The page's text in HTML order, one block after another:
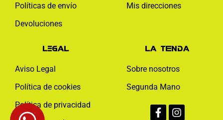
Políticas de envío
Devoluciones
Mis direcciones
Legal
Aviso Legal
Política de cookies
Política de privacidad
La tienda
Sobre nosotros
Segunda Mano
f